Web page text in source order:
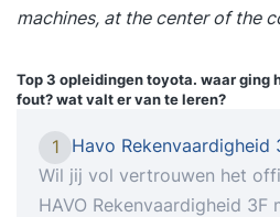
machines, at the center of the
Top 3 opleidingentoyota. waar ging
fout? wat valt er van te leren?
1
Havo Rekenvaardigheid
Wil jij vol vertrouwen het
HAVO Rekenvaardigheid 3F